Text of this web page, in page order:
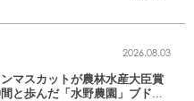
2026.08.03
マスカットが農林水産大臣賞
と歩んだ「水野農園」ブドウ